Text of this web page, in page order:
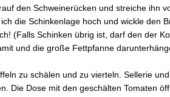
den Schweinerücken und streiche ihn
die Schinkenlage hoch und wickle den
(Falls Schinken übrig ist, darf den der
und die große Fettpfanne
zu schälen und zu vierteln. Sellerie
Die Dose mit den geschälten Tomaten